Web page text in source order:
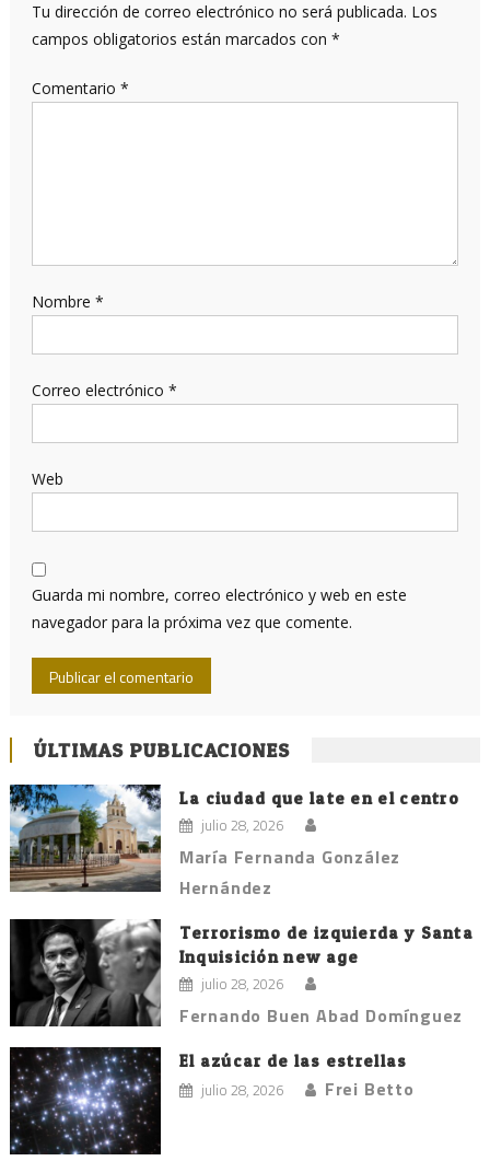
Tu dirección de correo electrónico no será publicada. Los
campos obligatorios están marcados con *
Comentario *
Nombre *
Correo electrónico *
Web
Guarda mi nombre, correo electrónico y web en este
navegador para la próxima vez que comente.
ÚLTIMAS PUBLICACIONES
La ciudad que late en el centro
julio 28, 2026
María Fernanda González
Hernández
Terrorismo de izquierda y Santa
Inquisición new age
julio 28, 2026
Fernando Buen Abad Domínguez
El azúcar de las estrellas
julio 28, 2026 Frei Betto